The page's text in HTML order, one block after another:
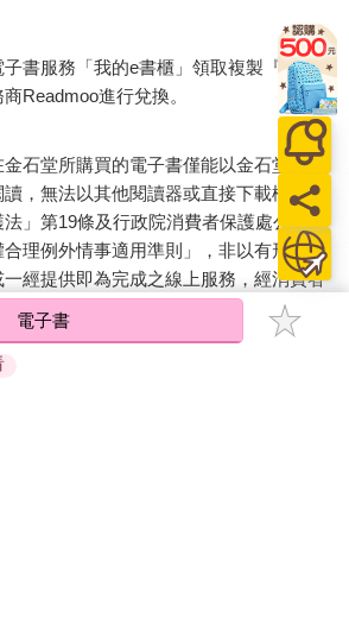
書服務「我的e書櫃」領取複製『兌換
Readmoo進行兌換。
石堂所購買的電子書僅能以金石堂專屬
，無法以其他閱讀器或直接下載檔案。
」第19條及行政院消費者保護處公告之
合理例外情事適用準則」，非以有形媒介
經提供即為完成之線上服務，經消費者
（如：電子書、電子雜誌、下載版軟體、
不受「網購服務需提供七日鑑賞期」的限
，建議您先使用「試閱」功能後再付款
電子書